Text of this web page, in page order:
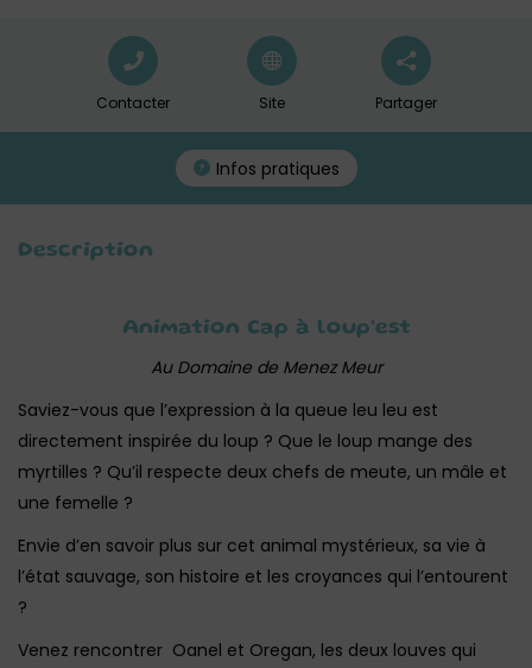
Contacter Site Partager
Infos pratiques
Description
Animation Cap à loup’est
Au Domaine de Menez Meur
Saviez-vous que l’expression à la queue leu leu est
directement inspirée du loup ? Que le loup mange des
myrtilles ? Qu’il respecte deux chefs de meute, un mâle et
une femelle ?
Envie d’en savoir plus sur cet animal mystérieux, sa vie à
l’état sauvage, son histoire et les croyances qui l’entourent
?
Venez rencontrer Oanel et Oregan, les deux louves qui